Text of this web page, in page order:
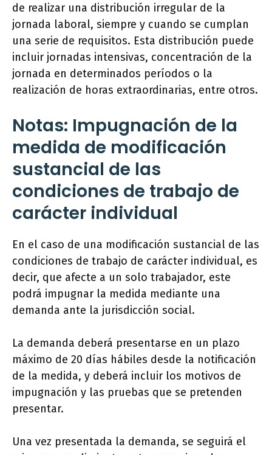
de realizar una distribución irregular de la
jornada laboral, siempre y cuando se cumplan
una serie de requisitos. Esta distribución puede
incluir jornadas intensivas, concentración de la
jornada en determinados períodos o la
realización de horas extraordinarias, entre otros.
Notas: Impugnación de la
medida de modificación
sustancial de las
condiciones de trabajo de
carácter individual
En el caso de una modificación sustancial de las
condiciones de trabajo de carácter individual, es
decir, que afecte a un solo trabajador, este
podrá impugnar la medida mediante una
demanda ante la jurisdicción social.
La demanda deberá presentarse en un plazo
máximo de 20 días hábiles desde la notificación
de la medida, y deberá incluir los motivos de
impugnación y las pruebas que se pretenden
presentar.
Una vez presentada la demanda, se seguirá el